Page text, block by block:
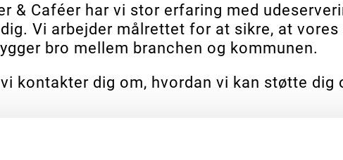
& Caféer har vi stor erfaring med
Vi arbejder målrettet for at sikre, at
bro mellem branchen og kommunen.
kontakter dig om, hvordan vi kan støtte dig